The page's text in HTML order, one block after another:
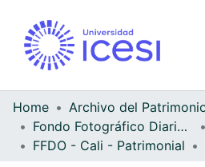
Home
Fondo Fotográfico Diario Occidente
FFDO - Cali - Patrimonial